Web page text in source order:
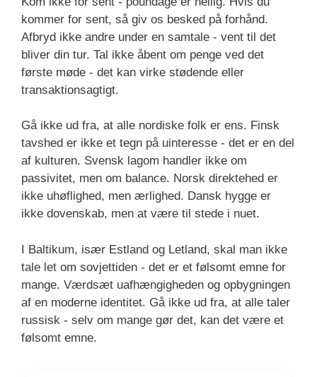
kommer for sent, så giv os besked på forhånd.
Afbryd ikke andre under en samtale - vent til det
bliver din tur. Tal ikke åbent om penge ved det
første møde - det kan virke stødende eller
transaktionsagtigt.
Gå ikke ud fra, at alle nordiske folk er ens. Finsk
tavshed er ikke et tegn på uinteresse - det er en del
af kulturen. Svensk lagom handler ikke om
passivitet, men om balance. Norsk direktehed er
ikke uhøflighed, men ærlighed. Dansk hygge er
ikke dovenskab, men at være til stede i nuet.
I Baltikum, især Estland og Letland, skal man ikke
tale let om sovjettiden - det er et følsomt emne for
mange. Værdsæt uafhængigheden og opbygningen
af en moderne identitet. Gå ikke ud fra, at alle taler
russisk - selv om mange gør det, kan det være et
følsomt emne.